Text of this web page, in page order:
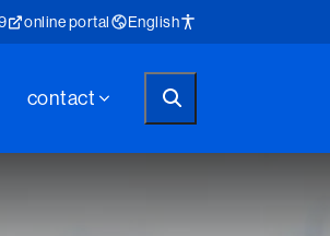
online portal English
contact